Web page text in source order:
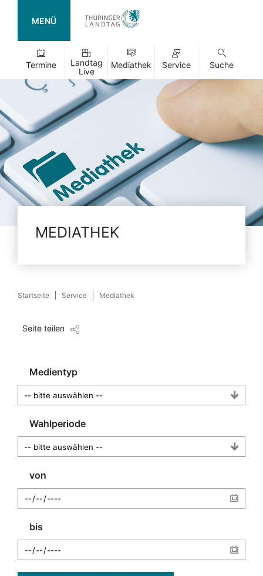
MENÜ
Termine
Landtag
Live
Mediathek Service Suche
MEDIATHEK
Startseite Service Mediathek
Seite teilen
Medientyp
Wahlperiode
von
bis